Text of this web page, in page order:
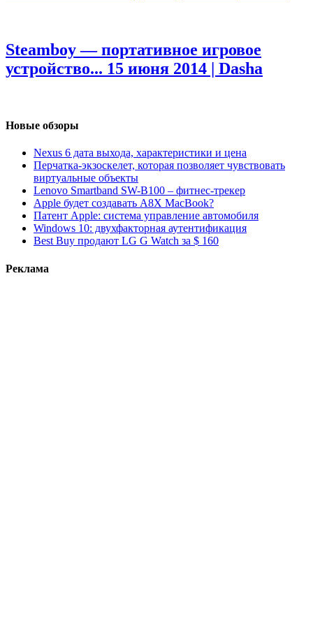
Steamboy — портативное игровое
устройство... 15 июня 2014 | Dasha
Новые обзоры
Nexus 6 дата выхода, характеристики и цена
Перчатка-экзоскелет, которая позволяет чувствовать
виртуальные объекты
Lenovo Smartband SW-B100 – фитнес-трекер
Apple будет создавать A8X MacBook?
Патент Apple: система управление автомобиля
Windows 10: двухфакторная аутентификация
Best Buy продают LG G Watch за $ 160
Реклама